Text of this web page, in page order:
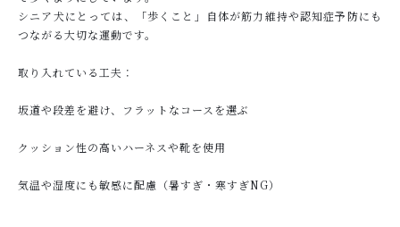
シニア犬にとっては、「歩くこと」自体が筋力維持や認知症予防にも
つながる大切な運動です。
取り入れている工夫：
坂道や段差を避け、フラットなコースを選ぶ
クッション性の高いハーネスや靴を使用
気温や湿度にも敏感に配慮（暑すぎ・寒すぎNG）